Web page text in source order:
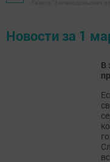
Новости за 1
В